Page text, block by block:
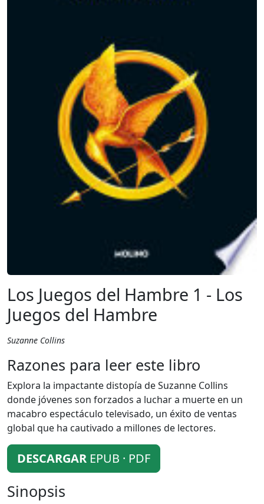
Los Juegos del Hambre 1 - Los
Juegos del Hambre
Suzanne Collins
Razones para leer este libro
Explora la impactante distopía de Suzanne Collins
donde jóvenes son forzados a luchar a muerte en un
macabro espectáculo televisado, un éxito de ventas
global que ha cautivado a millones de lectores.
DESCARGAR EPUB · PDF
Sinopsis